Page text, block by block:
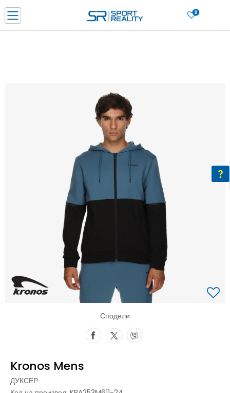
0
ДОЗНАЈ ПОВЕЌЕ
Ценовник
ДОЗНАЈ ПОВЕЌЕ
Сподели
Kronos Mens
ДУКСЕР